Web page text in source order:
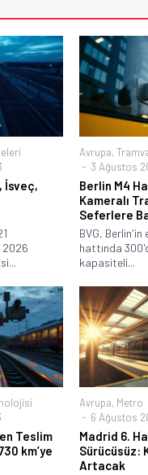
İsveç,
2026
Avrupa,
3 Ağustos
Berlin M4
Kameralı
Seferlere
BVG, Berlin'in
hattında
kapasiteli...
Teslim
km’ye
Avrupa, Metro
6 Ağustos
Madrid 6.
Sürücüsüz:
Artacak